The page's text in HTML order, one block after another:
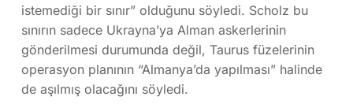
istemediği bir sınır” olduğunu söyledi. Scholz bu
sınırın sadece Ukrayna’ya Alman askerlerinin
gönderilmesi durumunda değil, Taurus füzelerinin
operasyon planının “Almanya’da yapılması” halinde
de aşılmış olacağını söyledi.